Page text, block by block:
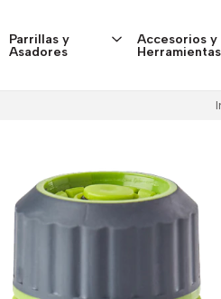
Parrillas y
Asadores
Accesorios y
Herramientas